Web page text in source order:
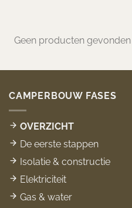
Geen producten
CAMPERBOUW FASES
OVERZICHT
De eerste stappen
Isolatie & constructie
Elektriciteit
Gas & water